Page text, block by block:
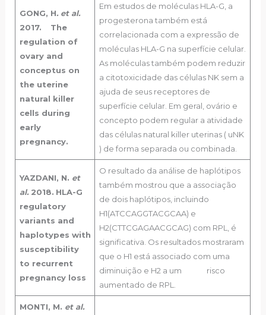
GONG, H. et al.
2017.
The
regulation of
ovary and
conceptus on
the uterine
natural killer
cells during
early
pregnancy.
Em estudos de moléculas HLA-G, a
progesterona também está
correlacionada com a expressão de
moléculas HLA-G na superfície celular.
As moléculas também podem reduzir
a citotoxicidade das células NK sem a
ajuda de seus receptores de
superfície celular. Em geral, ovário e
concepto podem regular a atividade
das células natural killer uterinas ( uNK
) de forma separada ou combinada.
YAZDANI, N. et
al. 2018. HLA-G
regulatory
variants and
haplotypes with
susceptibility
to recurrent
pregnancy loss
O resultado da análise de haplótipos
também mostrou que a associação
de dois haplótipos, incluindo
H1(ATCCAGGTACGCAA) e
H2(CTTCGAGAACGCAG) com RPL, é
significativa. Os resultados mostraram
que o H1 está associado com uma
diminuição e H2 a um risco
aumentado de RPL.
MONTI, M. et al.